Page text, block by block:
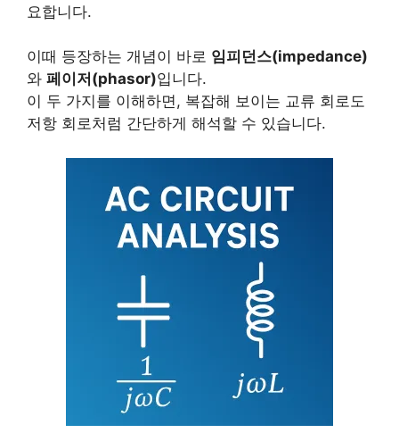
요합니다.
이때 등장하는 개념이 바로 임피던스(impedance)
와 페이저(phasor)입니다.
이 두 가지를 이해하면, 복잡해 보이는 교류 회로도
저항 회로처럼 간단하게 해석할 수 있습니다.